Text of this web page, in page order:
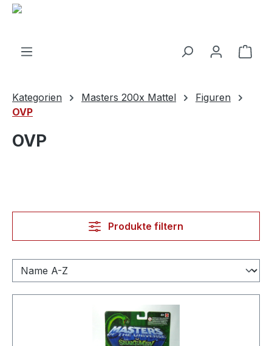
springen
Kategorien Masters 200x Mattel
Figuren
OVP
OVP
Produkte filtern